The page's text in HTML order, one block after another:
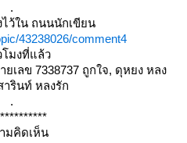
.
ไว้ใน ถนนนักเขียน
43238026/comment4
โมงที่แล้ว
เลข 7338737 ถูกใจ, ดุหยง หลง
ารินท์ หลงรัก
.
มคิดเห็น